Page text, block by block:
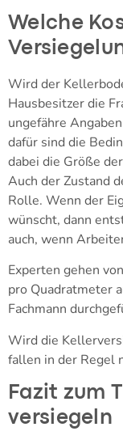
Welche
Wird der
Hausbesitzer die
ungefähre
dafür sind die
dabei die Größe
Auch der Zustand
Rolle. Wenn der
wünscht, dann
auch, wenn
Experten gehen
pro Quadratmeter
Fachmann
Wird die
fallen in der Regel
Fazit zum
versiegeln